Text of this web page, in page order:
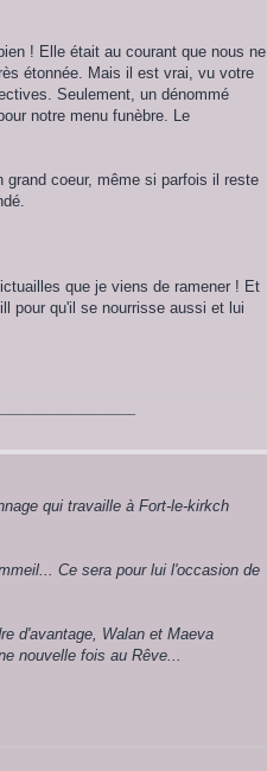
! Elle était au courant que nous ne
étonnée. Mais il est vrai, vu votre
Seulement, un dénommé
notre menu funèbre. Le
grand coeur, même si parfois il reste
que je viens de ramener ! Et
pour qu'il se nourrisse aussi et lui
qui travaille à Fort-le-kirkch
Ce sera pour lui l'occasion de
d'avantage, Walan et Maeva
nouvelle fois au Rêve...